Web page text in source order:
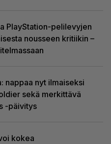
PlayStation-pelilevyjen
nousseen kritiikin –
nappaa nyt ilmaiseksi
sekä merkittävä
-päivitys
kokea